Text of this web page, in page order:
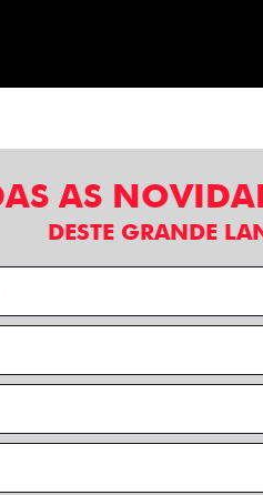
AS
DESTE GRANDE